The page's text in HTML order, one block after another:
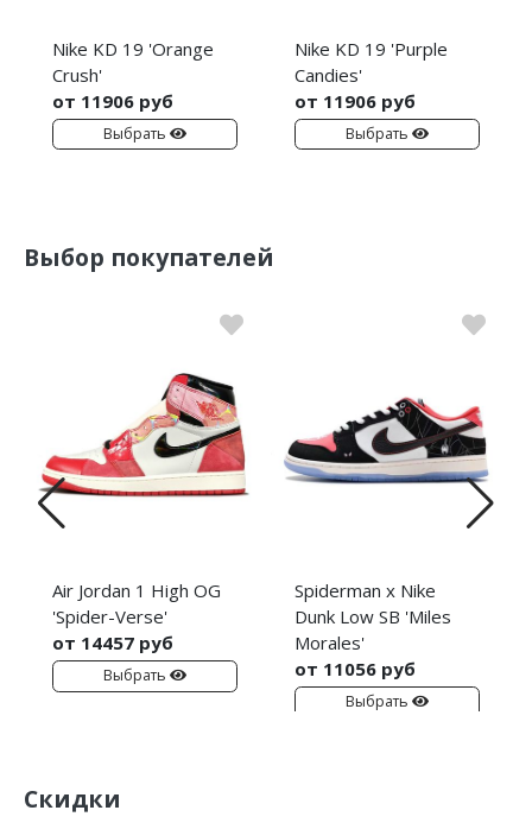
Nike KD 19 'Orange
Crush'
от 11906 руб
Выбрать
Nike KD 19 'Purple
Candies'
от 11906 руб
Выбрать
Выбор покупателей
Air Jordan 1 High OG
'Spider-Verse'
от 14457 руб
Выбрать
Spiderman x Nike
Dunk Low SB 'Miles
Morales'
от 11056 руб
Выбрать
Скидки